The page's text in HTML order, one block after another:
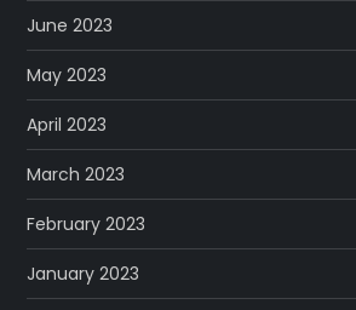
June 2023
May 2023
April 2023
March 2023
February 2023
January 2023